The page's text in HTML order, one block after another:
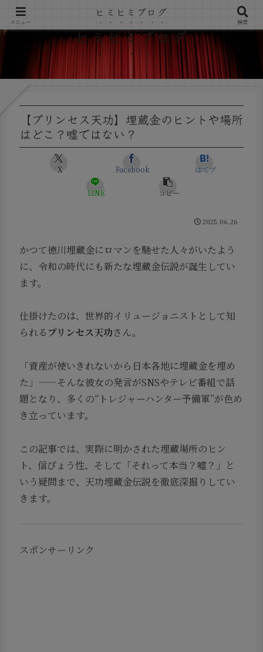
ヒミヒミブログ
【プリンセス天功】埋蔵金のヒントや場所
はどこ？嘘ではない？
X Facebook はてブ
LINE コピー
2025.06.26
かつて徳川埋蔵金にロマンを馳せた人々がいたよう
に、令和の時代にも新たな埋蔵金伝説が誕生してい
ます。
仕掛けたのは、世界的イリュージョニストとして知
られる プリンセス天功さん。
「資産が使いきれないから日本各地に埋蔵金を埋め
た」——そんな彼女の発言がSNSやテレビ番組で話
題となり、多くの“トレジャーハンター予備軍”が色め
き立っています。
この記事では、実際に明かされた埋蔵場所のヒン
ト、信ぴょう性、そして「それって本当？嘘？」と
いう疑問まで、天功埋蔵金伝説を徹底深掘りしてい
きます。
スポンサーリンク
メニュー
ヒミヒミブログ
検索